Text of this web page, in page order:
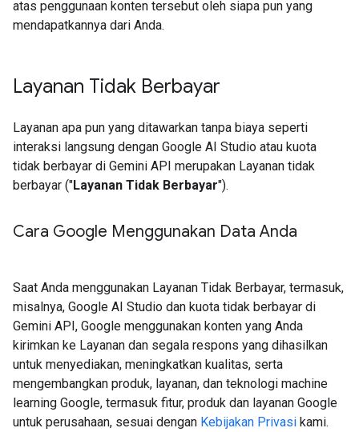
atas penggunaan konten tersebut oleh siapa pun yang
mendapatkannya dari Anda.
Layanan Tidak Berbayar
Layanan apa pun yang ditawarkan tanpa biaya seperti
interaksi langsung dengan Google AI Studio atau kuota
tidak berbayar di Gemini API merupakan Layanan tidak
berbayar ("Layanan Tidak Berbayar").
Cara Google Menggunakan Data Anda
Saat Anda menggunakan Layanan Tidak Berbayar, termasuk,
misalnya, Google AI Studio dan kuota tidak berbayar di
Gemini API, Google menggunakan konten yang Anda
kirimkan ke Layanan dan segala respons yang dihasilkan
untuk menyediakan, meningkatkan kualitas, serta
mengembangkan produk, layanan, dan teknologi machine
learning Google, termasuk fitur, produk dan layanan Google
untuk perusahaan, sesuai dengan Kebijakan Privasi kami.